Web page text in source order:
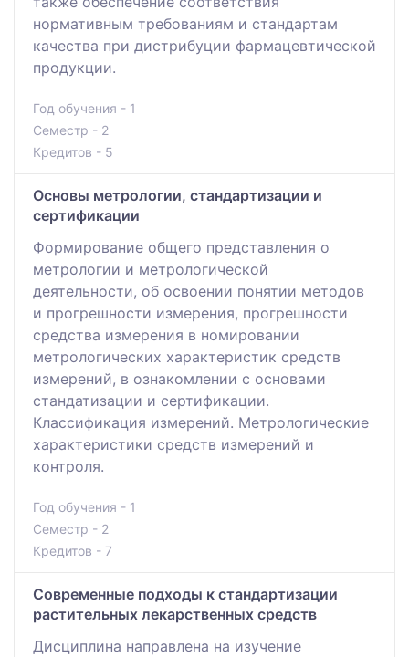
нормативным требованиям и стандартам
качества при дистрибуции фармацевтической
продукции.
Год обучения - 1
Семестр - 2
Кредитов - 5
Основы метрологии, стандартизации и
сертификации
Формирование общего представления о
метрологии и метрологической
деятельности, об освоении понятии методов
и прогрешности измерения, прогрешности
средства измерения в номировании
метрологических характеристик средств
измерений, в ознакомлении с основами
стандатизации и сертификации.
Классификация измерений. Метрологические
характеристики средств измерений и
контроля.
Год обучения - 1
Семестр - 2
Кредитов - 7
Современные подходы к стандартизации
растительных лекарственных средств
Дисциплина направлена на изучение